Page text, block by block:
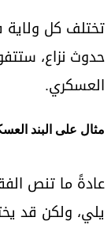
تختلف كل
حدوث نزاع،
العسكري.
مثال على البند
عادةً ما تنص
يلي، ولكن قد